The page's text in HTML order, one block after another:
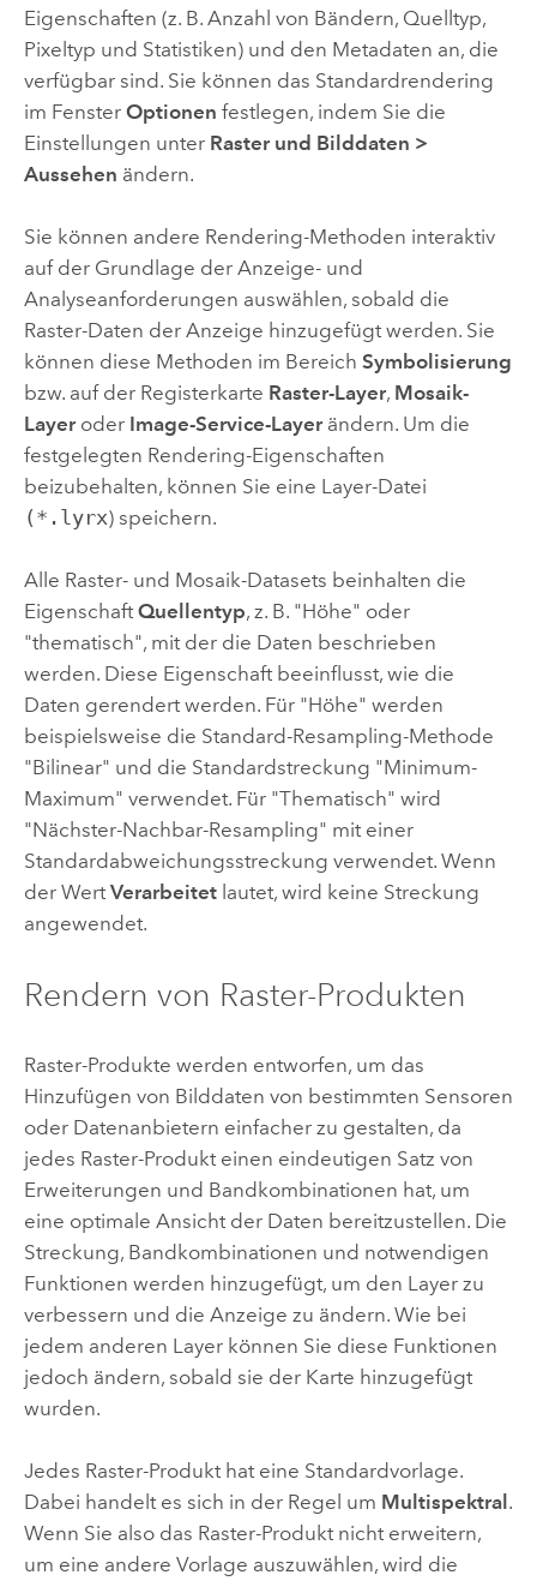
Eigenschaften (z. B. Anzahl von Bändern, Quelltyp,
Pixeltyp und Statistiken) und den Metadaten an, die
verfügbar sind. Sie können das Standardrendering
im Fenster Optionen festlegen, indem Sie die
Einstellungen unter Raster und Bilddaten >
Aussehen ändern.
Sie können andere Rendering-Methoden interaktiv
auf der Grundlage der Anzeige- und
Analyseanforderungen auswählen, sobald die
Raster-Daten der Anzeige hinzugefügt werden. Sie
können diese Methoden im Bereich Symbolisierung
bzw. auf der Registerkarte Raster-Layer, Mosaik-
Layeroder Image-Service-Layerändern. Um die
festgelegten Rendering-Eigenschaften
beizubehalten, können Sie eine Layer-Datei
(*.lyrx) speichern.
Alle Raster- und Mosaik-Datasets beinhalten die
Eigenschaft Quellentyp, z. B. "Höhe" oder
"thematisch", mit der die Daten beschrieben
werden. Diese Eigenschaft beeinflusst, wie die
Daten gerendert werden. Für "Höhe" werden
beispielsweise die Standard-Resampling-Methode
"Bilinear" und die Standardstreckung "Minimum-
Maximum" verwendet. Für "Thematisch" wird
"Nächster-Nachbar-Resampling" mit einer
Standardabweichungsstreckung verwendet. Wenn
der Wert Verarbeitetlautet, wird keine Streckung
angewendet.
Rendern von Raster-Produkten
Raster-Produkte werden entworfen, um das
Hinzufügen von Bilddaten von bestimmten Sensoren
oder Datenanbietern einfacher zu gestalten, da
jedes Raster-Produkt einen eindeutigen Satz von
Erweiterungen und Bandkombinationen hat, um
eine optimale Ansicht der Daten bereitzustellen. Die
Streckung, Bandkombinationen und notwendigen
Funktionen werden hinzugefügt, um den Layer zu
verbessern und die Anzeige zu ändern. Wie bei
jedem anderen Layer können Sie diese Funktionen
jedoch ändern, sobald sie der Karte hinzugefügt
wurden.
Jedes Raster-Produkt hat eine Standardvorlage.
Dabei handelt es sich in der Regel um Multispektral .
Wenn Sie also das Raster-Produkt nicht erweitern,
um eine andere Vorlage auszuwählen, wird die